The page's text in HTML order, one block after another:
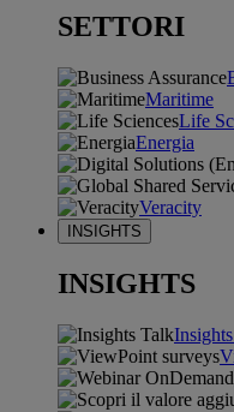
SETTORI
Maritime
Life
Energia
Veracity
INSIGHTS
INSIGHTS